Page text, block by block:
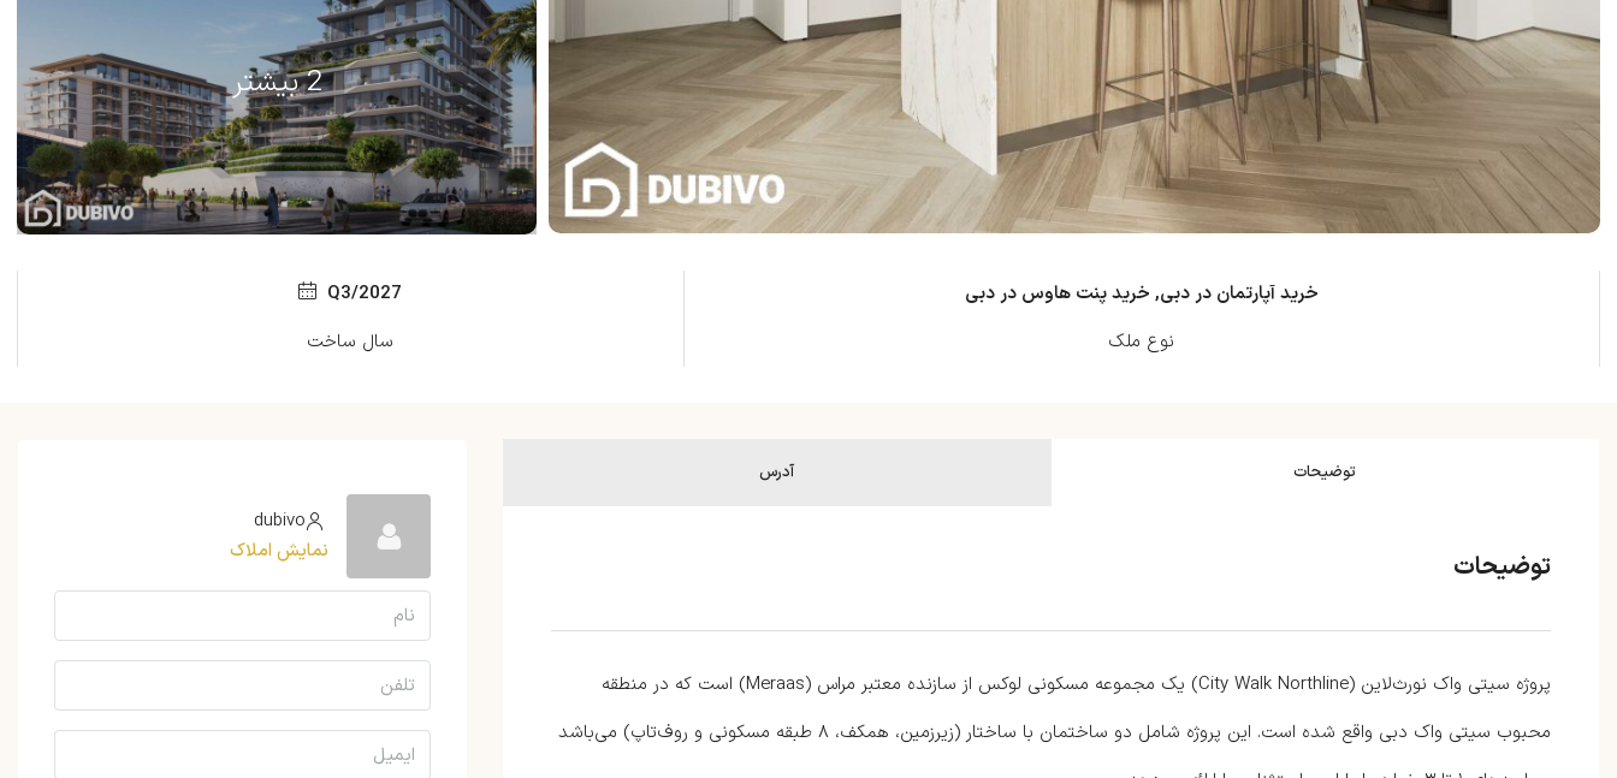
2 بیشتر
خرید آپارتمان در دبی, خرید پنت هاوس در دبی
نوع ملک
Q3/2027
سال ساخت
توضیحات آدرس
توضیحات
پروژه سیتی واک نورث‌لاین (City Walk Northline) یک مجموعه مسکونی لوکس از سازنده معتبر مراس (Meraas) است که در منطقه
محبوب سیتی واک دبی واقع شده است. این پروژه شامل دو ساختمان با ساختار (زیرزمین، همکف، ۸ طبقه مسکونی و روف‌تاپ) می‌باشد
dubivo
نمایش املاک